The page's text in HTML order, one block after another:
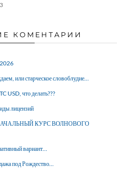
КОМЕНТАРИИ
или старческое словоблудие…
USD, что делать???
лицензий
КУРС ВОЛНОВОГО
вариант…
под Рождество…